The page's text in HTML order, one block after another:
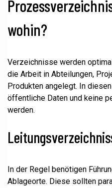
wohin?
Verzeichnisse werden
die Arbeit in Abteilungen,
Produkten angelegt. In
öffentliche Daten und keine
werden.
In der Regel benötigen
Ablageorte. Diese sollten